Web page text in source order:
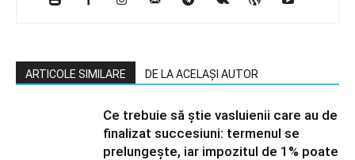
ARTICOLE SIMILARE DE LA ACELAȘI AUTOR
Ce trebuie să știe vasluienii care au de
finalizat succesiuni: termenul se
prelungește, iar impozitul de 1% poate